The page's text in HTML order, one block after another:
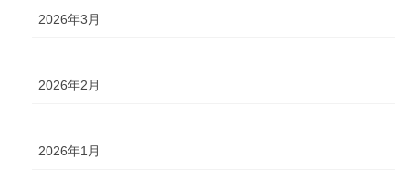
2026年3月
2026年2月
2026年1月